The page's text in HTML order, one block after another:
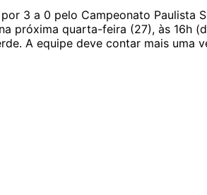
3 a 0 pelo Campeonato Paulista
próxima quarta-feira (27), às 16h
A equipe deve contar mais uma